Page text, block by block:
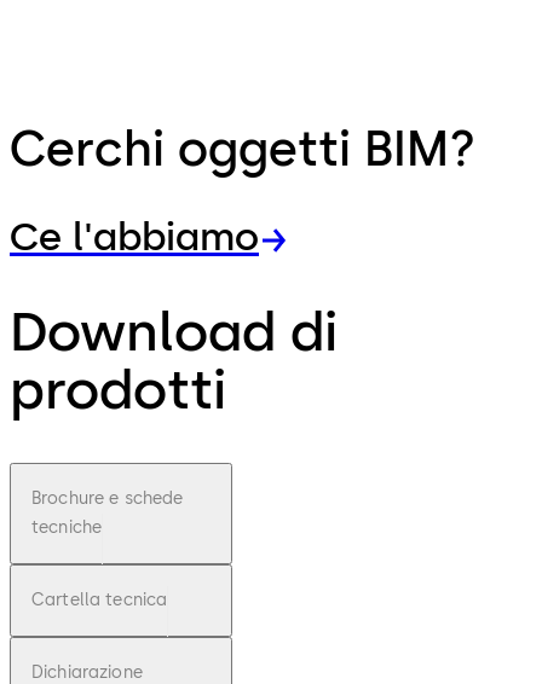
Cerchi oggetti BIM?
Ce l'abbiamo
Download di
prodotti
Brochure e schede
tecniche
Cartella tecnica
Dichiarazione